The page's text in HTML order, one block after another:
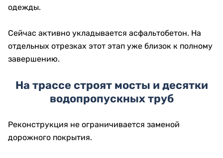
одежды.
Сейчас активно укладывается асфальтобетон. На
отдельных отрезках этот этап уже близок к полному
завершению.
На трассе строят мосты и десятки
водопропускных труб
Реконструкция не ограничивается заменой
дорожного покрытия.